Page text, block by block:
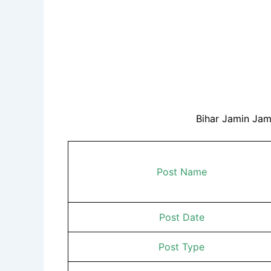
Bihar Jamin
Post Name
Post Date
Post Type